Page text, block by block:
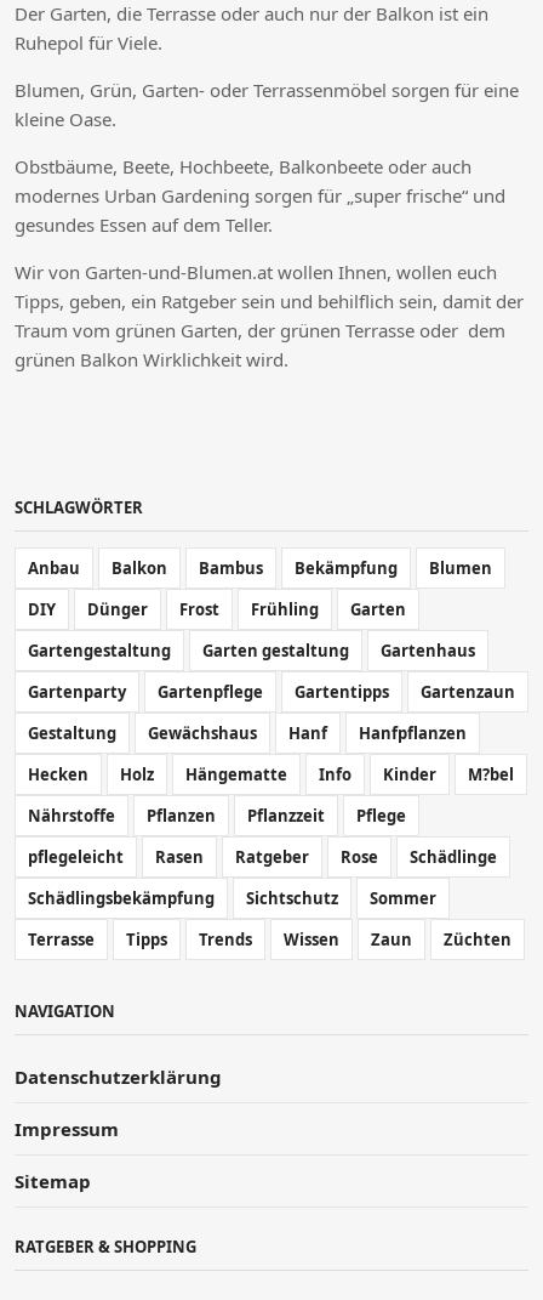
Der Garten, die Terrasse oder auch nur der Balkon ist ein
Ruhepol für Viele.
Blumen, Grün, Garten- oder Terrassenmöbel sorgen für eine
kleine Oase.
Obstbäume, Beete, Hochbeete, Balkonbeete oder auch
modernes Urban Gardening sorgen für „super frische“ und
gesundes Essen auf dem Teller.
Wir von Garten-und-Blumen.at wollen Ihnen, wollen euch
Tipps, geben, ein Ratgeber sein und behilflich sein, damit der
Traum vom grünen Garten, der grünen Terrasse oder dem
grünen Balkon Wirklichkeit wird.
SCHLAGWÖRTER
Anbau Balkon Bambus Bekämpfung
Blumen
DIY
Dünger Frost Frühling
Garten
Gartengestaltung
Garten gestaltung
Gartenhaus
Gartenparty
Gartenpflege Gartentipps
Gartenzaun
Gestaltung
Gewächshaus Hanf
Hanfpflanzen
Hecken
Holz Hängematte Info Kinder
M?bel
Nährstoffe
Pflanzen Pflanzzeit
Pflege
pflegeleicht
Rasen Ratgeber Rose
Schädlinge
Schädlingsbekämpfung
Sichtschutz
Sommer
Terrasse
Tipps Trends Wissen Zaun Züchten
NAVIGATION
Datenschutzerklärung
Impressum
Sitemap
RATGEBER & SHOPPING